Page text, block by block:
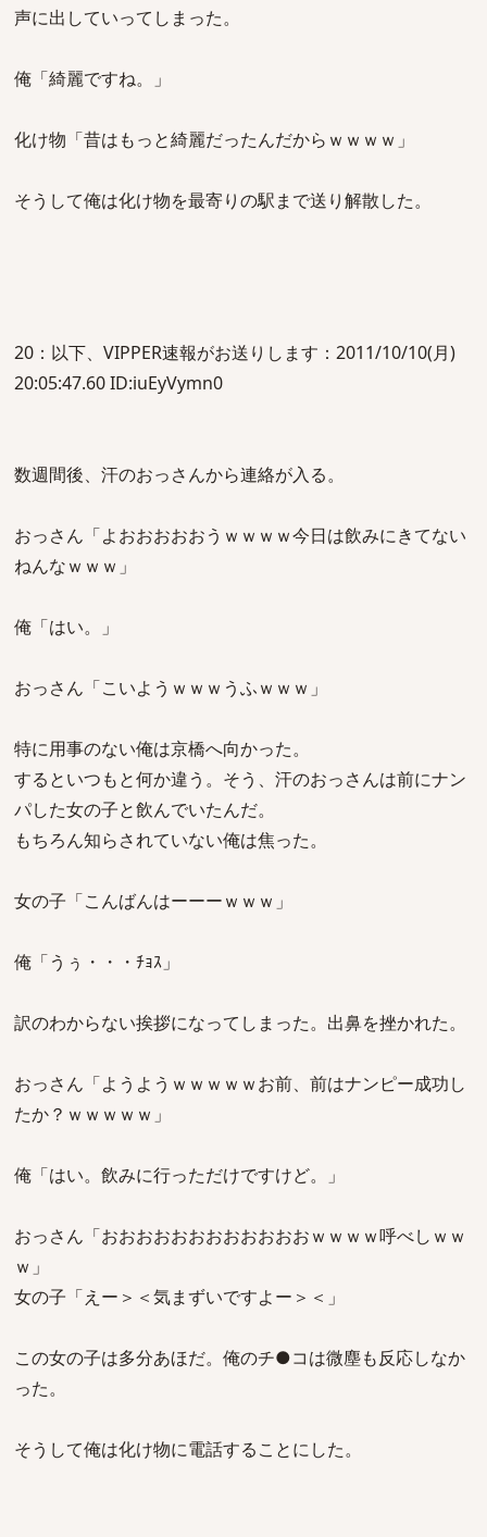
声に出していってしまった。
俺「綺麗ですね。」
化け物「昔はもっと綺麗だったんだからｗｗｗｗ」
そうして俺は化け物を最寄りの駅まで送り解散した。
20：以下、VIPPER速報がお送りします：2011/10/10(月)
20:05:47.60 ID:iuEyVymn0
数週間後、汗のおっさんから連絡が入る。
おっさん「よおおおおおうｗｗｗｗ今日は飲みにきてない
ねんなｗｗｗ」
俺「はい。」
おっさん「こいようｗｗｗうふｗｗｗ」
特に用事のない俺は京橋へ向かった。
するといつもと何か違う。そう、汗のおっさんは前にナン
パした女の子と飲んでいたんだ。
もちろん知らされていない俺は焦った。
女の子「こんばんはーーーｗｗｗ」
俺「うぅ・・・ﾁｮｽ」
訳のわからない挨拶になってしまった。出鼻を挫かれた。
おっさん「ようようｗｗｗｗｗお前、前はナンピー成功し
たか？ｗｗｗｗｗ」
俺「はい。飲みに行っただけですけど。」
おっさん「おおおおおおおおおおおおｗｗｗｗ呼べしｗｗ
ｗ」
女の子「えー＞＜気まずいですよー＞＜」
この女の子は多分あほだ。俺のチ●コは微塵も反応しなか
った。
そうして俺は化け物に電話することにした。